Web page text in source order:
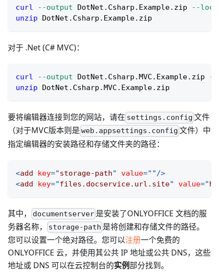
curl --output DotNet.Csharp.Example.zip
--
unzip DotNet.Csharp.Example.zip
对于 .Net (C# MVC)：
curl --output DotNet.Csharp.MVC.Example.zip
--
unzip DotNet.Csharp.MVC.Example.zip
要将编辑器连接到您的网站，请在 settings.config 文件
（对于MVC版本则是web.appsettings.config 文件）中
指定编辑器的安装路径和存储文件夹的路径：
<add key="storage-path" value=" "/>
<add key="files.docservice.url.site" value="
其中， documentserver 是安装了ONLYOFFICE 文档的服
务器名称，
storage-path 是将创建和存储文件的路径。
您可以设置一个绝对路径。您可以注册一个免费的
ONLYOFFICE 云，并使用其公共 IP 地址或公共 DNS，这些
地址或 DNS 可以在云控制台的实例部分找到。